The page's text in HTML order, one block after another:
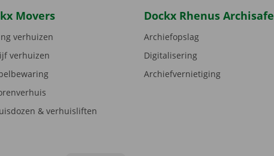
Movers
verhuizen
verhuizen
& verhuisliften
Dockx Rhenus Archisafe
Archiefopslag
Digitalisering
Archiefvernietiging